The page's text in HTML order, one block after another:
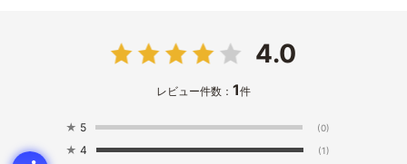
4.0
レビュー件数： 1件
★ 5 (0)
★ 4 (1)